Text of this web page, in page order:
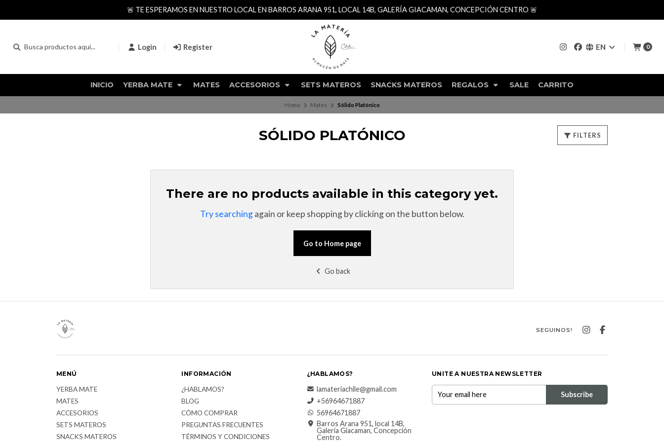
Login Register EN 0
INICIO YERBA MATE MATES ACCESORIOS SETS MATEROS SNACKS MATEROS REGALOS SALE CARRITO
🚨 TE ESPERAMOS EN NUESTRO LOCAL EN BARROS ARANA 951, LOCAL 14B, GALERÍA GIACAMAN, CONCEPCIÓN CENTRO 🚨
Home Mates Sólido Platónico
SÓLIDO PLATÓNICO FILTERS
There are no products available in this category yet.
Try searchingagain or keep shopping by clicking on the button below.
Go to Home page
Go back
SEGUINOS!
MENÚ
YERBA MATE
MATES
ACCESORIOS
SETS MATEROS
SNACKS MATEROS
INFORMACIÓN
¿HABLAMOS?
BLOG
CÓMO COMPRAR
PREGUNTAS FRECUENTES
TÉRMINOS Y CONDICIONES
¿HABLAMOS?
lamateriachile@gmail.com
+56964671887
56964671887
Barros Arana 951, local 14B,
Galería Giacaman, Concepción
Centro.
UNITE A NUESTRA NEWSLETTER